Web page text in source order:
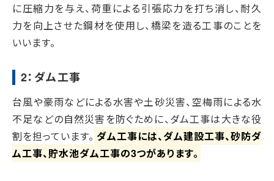
に圧縮力を与え、荷重による引張応力を打ち消し、耐久
力を向上させた鋼材を使用し、橋梁を造る工事のことを
いいます。
2：ダム工事
台風や豪雨などによる水害や土砂災害、空梅雨による水
不足などの自然災害を防ぐために、ダム工事は大きな役
割を担っています。 ダム工事には、ダム建設工事、砂防ダ
ム工事、貯水池ダム工事の3つがあります。